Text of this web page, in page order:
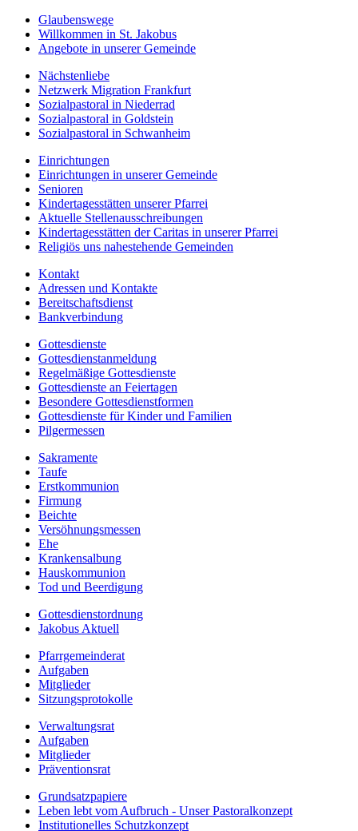
Glaubenswege
Willkommen in St. Jakobus
Angebote in unserer Gemeinde
Nächstenliebe
Netzwerk Migration Frankfurt
Sozialpastoral in Niederrad
Sozialpastoral in Goldstein
Sozialpastoral in Schwanheim
Einrichtungen
Einrichtungen in unserer Gemeinde
Senioren
Kindertagesstätten unserer Pfarrei
Aktuelle Stellenausschreibungen
Kindertagesstätten der Caritas in unserer Pfarrei
Religiös uns nahestehende Gemeinden
Kontakt
Adressen und Kontakte
Bereitschaftsdienst
Bankverbindung
Gottesdienste
Gottesdienstanmeldung
Regelmäßige Gottesdienste
Gottesdienste an Feiertagen
Besondere Gottesdienstformen
Gottesdienste für Kinder und Familien
Pilgermessen
Sakramente
Taufe
Erstkommunion
Firmung
Beichte
Versöhnungsmessen
Ehe
Krankensalbung
Hauskommunion
Tod und Beerdigung
Gottesdienstordnung
Jakobus Aktuell
Pfarrgemeinderat
Aufgaben
Mitglieder
Sitzungsprotokolle
Verwaltungsrat
Aufgaben
Mitglieder
Präventionsrat
Grundsatzpapiere
Leben lebt vom Aufbruch - Unser Pastoralkonzept
Institutionelles Schutzkonzept